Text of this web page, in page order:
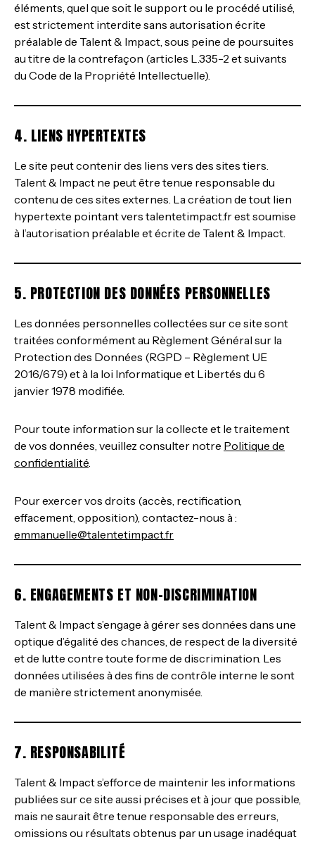
éléments, quel que soit le support ou le procédé utilisé,
est strictement interdite sans autorisation écrite
préalable de Talent & Impact, sous peine de poursuites
au titre de la contrefaçon (articles L.335-2 et suivants
du Code de la Propriété Intellectuelle).
4. LIENS HYPERTEXTES
Le site peut contenir des liens vers des sites tiers.
Talent & Impact ne peut être tenue responsable du
contenu de ces sites externes. La création de tout lien
hypertexte pointant vers talentetimpact.fr est soumise
à l’autorisation préalable et écrite de Talent & Impact.
5. PROTECTION DES DONNÉES PERSONNELLES
Les données personnelles collectées sur ce site sont
traitées conformément au Règlement Général sur la
Protection des Données (RGPD – Règlement UE
2016/679) et à la loi Informatique et Libertés du 6
janvier 1978 modifiée.
Pour toute information sur la collecte et le traitement
de vos données, veuillez consulter notre Politique de
confidentialité.
Pour exercer vos droits (accès, rectification,
effacement, opposition), contactez-nous à :
emmanuelle@talentetimpact.fr
6. ENGAGEMENTS ET NON-DISCRIMINATION
Talent & Impact s’engage à gérer ses données dans une
optique d’égalité des chances, de respect de la diversité
et de lutte contre toute forme de discrimination. Les
données utilisées à des fins de contrôle interne le sont
de manière strictement anonymisée.
7. RESPONSABILITÉ
Talent & Impact s’efforce de maintenir les informations
publiées sur ce site aussi précises et à jour que possible,
mais ne saurait être tenue responsable des erreurs,
omissions ou résultats obtenus par un usage inadéquat